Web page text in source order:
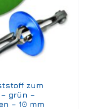
zum
grün –
– 10 mm